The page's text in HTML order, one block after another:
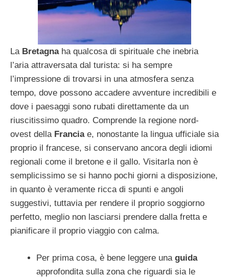
LaBretagna ha qualcosa di spirituale che inebria
l’aria attraversata dal turista: si ha sempre
l’impressione di trovarsi in una atmosfera senza
tempo, dove possono accadere avventure incredibili e
dove i paesaggi sono rubati direttamente da un
riuscitissimo quadro. Comprende la regione nord-
ovest della Franciae, nonostante la lingua ufficiale sia
proprio il francese, si conservano ancora degli idiomi
regionali come il bretone e il gallo. Visitarla non è
semplicissimo se si hanno pochi giorni a disposizione,
in quanto è veramente ricca di spunti e angoli
suggestivi, tuttavia per rendere il proprio soggiorno
perfetto, meglio non lasciarsi prendere dalla fretta e
pianificare il proprio viaggio con calma.
Per prima cosa, è bene leggere una guida
approfondita sulla zona che riguardi sia le